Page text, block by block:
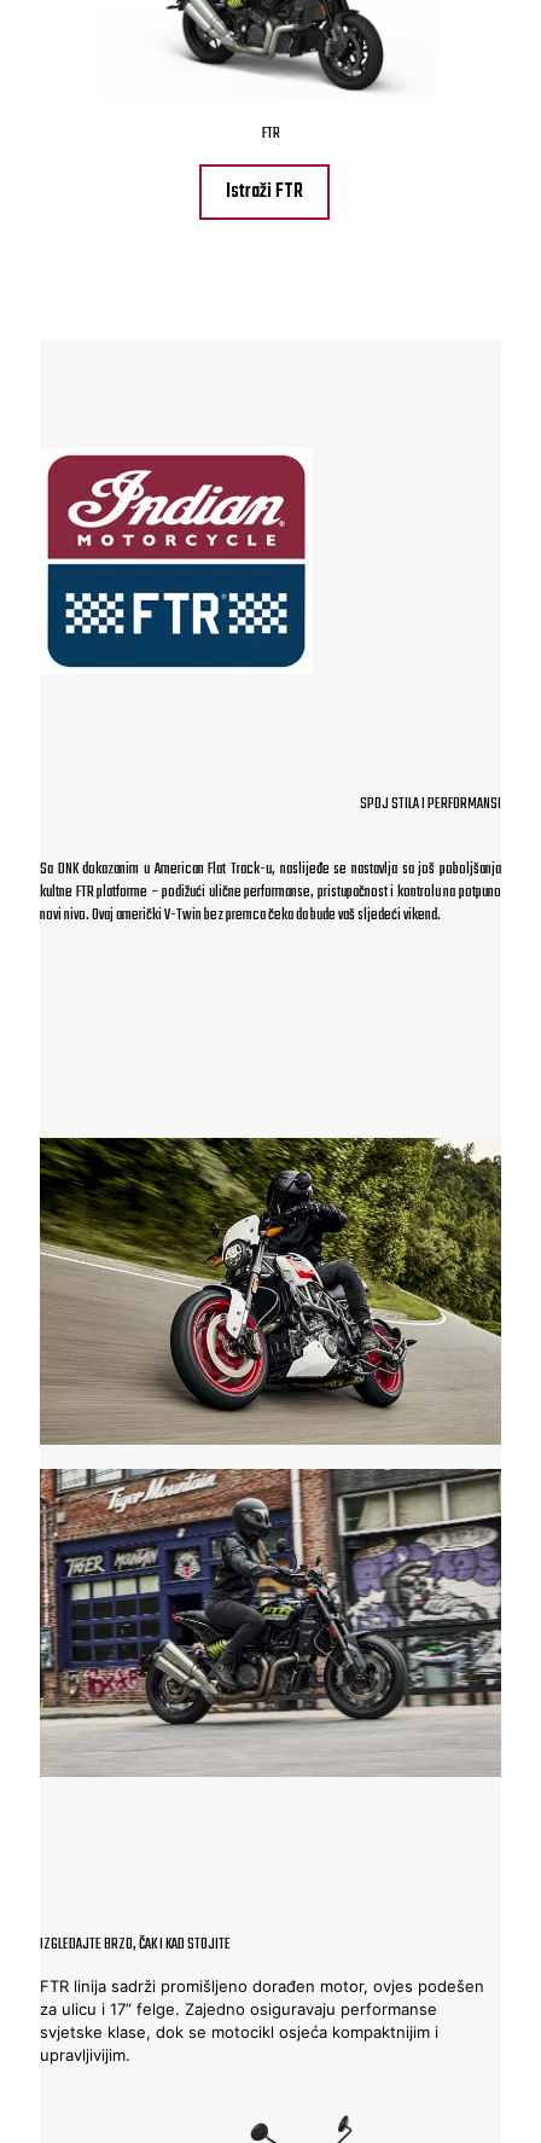
FTR
Istraži FTR
SPOJ STILA I PERFORMANSI
Sa DNK dokazanim u American Flat Track-u, naslijeđe se nastavlja sa još poboljšanja
kultne FTR platforme – podižući ulične performanse, pristupačnost i kontrolu na potpuno
novi nivo. Ovaj američki V-Twin bez premca čeka da bude vaš sljedeći vikend.
IZGLEDAJTE BRZO, ČAK I KAD STOJITE
FTR linija sadrži promišljeno dorađen motor, ovjes podešen
za ulicu i 17” felge. Zajedno osiguravaju performanse
svjetske klase, dok se motocikl osjeća kompaktnijim i
upravljivijim.